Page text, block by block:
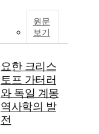
원문
보기
요한 크리스
토프 가터러
와 독일 계몽
역사학의 발
전